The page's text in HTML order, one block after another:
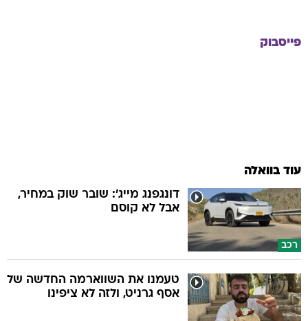
פייסבוק
עוד בוואלה
רכב
דונגפנג מייג': שובר שוק במחיר,
אבל לא קוסם
טעמנו את השווארמה החדשה של
אסף גרניט, ולזה לא ציפינו